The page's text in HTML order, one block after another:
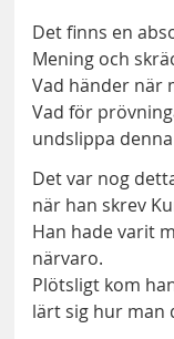
Det finns en
Mening och
Vad händer när
Vad för
undslippa
Det var nog
när han skrev
Han hade varit
närvaro.
Plötsligt kom
lärt sig hur man